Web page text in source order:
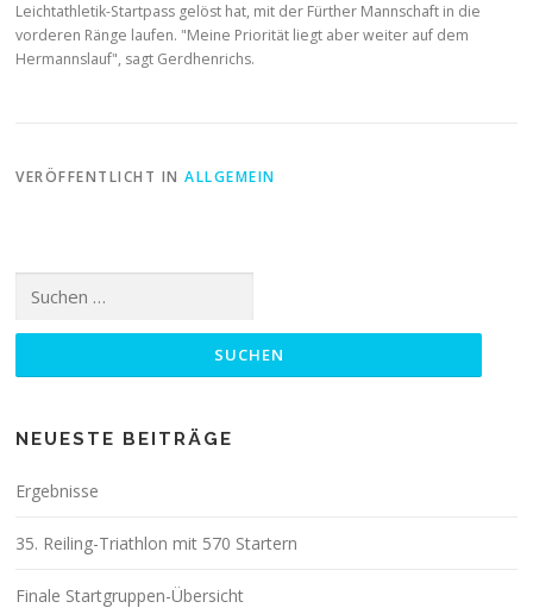
Leichtathletik-Startpass gelöst hat, mit der Fürther Mannschaft in die
vorderen Ränge laufen. "Meine Priorität liegt aber weiter auf dem
Hermannslauf", sagt Gerdhenrichs.
VERÖFFENTLICHT INALLGEMEIN
nach:
NEUESTE BEITRÄGE
Ergebnisse
35. Reiling-Triathlon mit 570 Startern
Finale Startgruppen-Übersicht